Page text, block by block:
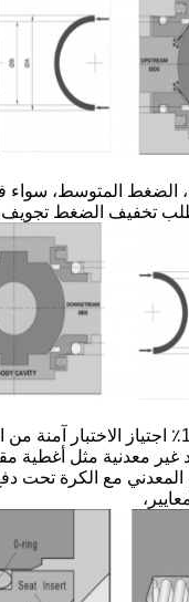
الضغط المتوسط،
تخفيف الضغط